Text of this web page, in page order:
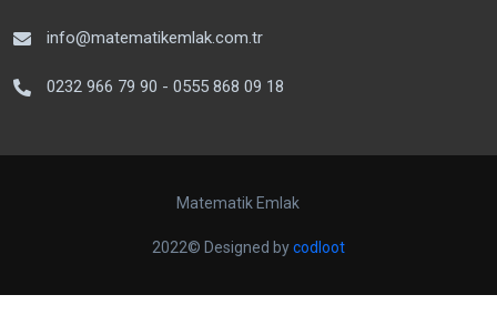
info@matematikemlak.com.tr
0232 966 79 90 - 0555 868 09 18
Matematik Emlak
2022© Designed bycodloot